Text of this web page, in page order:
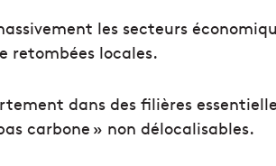
les secteurs
retombées locales.
dans des filières
carbone » non délocalisables.